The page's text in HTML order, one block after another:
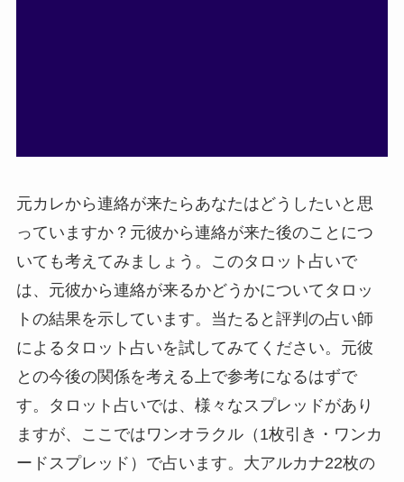
元カレから連絡が来たらあなたはどうしたいと思
っていますか？元彼から連絡が来た後のことにつ
いても考えてみましょう。このタロット占いで
は、元彼から連絡が来るかどうかについてタロッ
トの結果を示しています。当たると評判の占い師
によるタロット占いを試してみてください。元彼
との今後の関係を考える上で参考になるはずで
す。タロット占いでは、様々なスプレッドがあり
ますが、ここではワンオラクル（1枚引き・ワンカ
ードスプレッド）で占います。大アルカナ22枚の